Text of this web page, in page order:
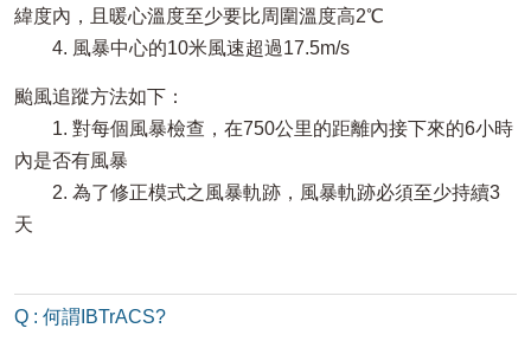
緯度內，且暖心溫度至少要比周圍溫度高2℃
4. 風暴中心的10米風速超過17.5m/s
颱風追蹤方法如下：
1. 對每個風暴檢查，在750公里的距離內接下來的6小時
內是否有風暴
2. 為了修正模式之風暴軌跡，風暴軌跡必須至少持續3
天
Q : 何謂IBTrACS?